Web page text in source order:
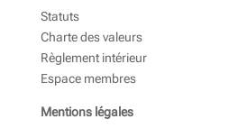
Statuts
Charte des valeurs
Règlement intérieur
Espace membres
Mentions légales